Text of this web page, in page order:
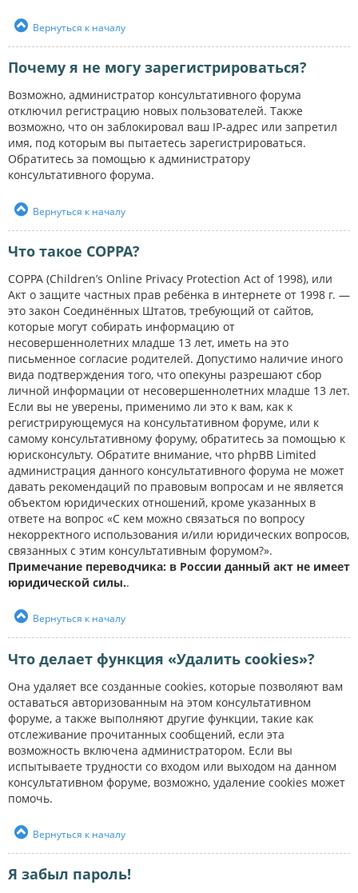
Вернуться к началу
Почему я не могу зарегистрироваться?
Возможно, администратор консультативного форума
отключил регистрацию новых пользователей. Также
возможно, что он заблокировал ваш IP-адрес или запретил
имя, под которым вы пытаетесь зарегистрироваться.
Обратитесь за помощью к администратору
консультативного форума.
Вернуться к началу
Что такое COPPA?
COPPA (Children’s Online Privacy Protection Act of 1998), или
Акт о защите частных прав ребёнка в интернете от 1998 г. —
это закон Соединённых Штатов, требующий от сайтов,
которые могут собирать информацию от
несовершеннолетних младше 13 лет, иметь на это
письменное согласие родителей. Допустимо наличие иного
вида подтверждения того, что опекуны разрешают сбор
личной информации от несовершеннолетних младше 13 лет.
Если вы не уверены, применимо ли это к вам, как к
регистрирующемуся на консультативном форуме, или к
самому консультативному форуму, обратитесь за помощью к
юрисконсульту. Обратите внимание, что phpBB Limited
администрация данного консультативного форума не может
давать рекомендаций по правовым вопросам и не является
объектом юридических отношений, кроме указанных в
ответе на вопрос «С кем можно связаться по вопросу
некорректного использования и/или юридических вопросов,
связанных с этим консультативным форумом?».
Примечание переводчика: в России данный акт не имеет
юридической силы..
Вернуться к началу
Что делает функция «Удалить cookies»?
Она удаляет все созданные cookies, которые позволяют вам
оставаться авторизованным на этом консультативном
форуме, а также выполняют другие функции, такие как
отслеживание прочитанных сообщений, если эта
возможность включена администратором. Если вы
испытываете трудности со входом или выходом на данном
консультативном форуме, возможно, удаление cookies может
помочь.
Вернуться к началу
Я забыл пароль!